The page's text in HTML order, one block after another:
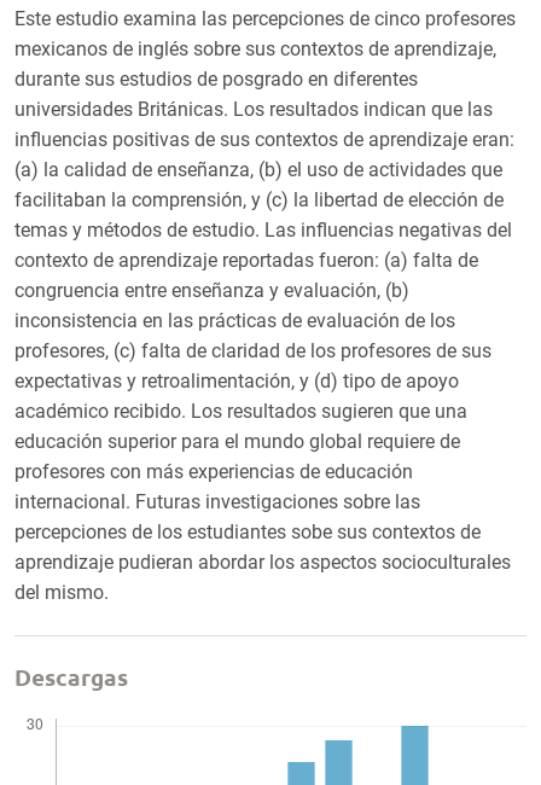
Este estudio examina las percepciones de cinco profesores
mexicanos de inglés sobre sus contextos de aprendizaje,
durante sus estudios de posgrado en diferentes
universidades Británicas. Los resultados indican que las
influencias positivas de sus contextos de aprendizaje eran:
(a) la calidad de enseñanza, (b) el uso de actividades que
facilitaban la comprensión, y (c) la libertad de elección de
temas y métodos de estudio. Las influencias negativas del
contexto de aprendizaje reportadas fueron: (a) falta de
congruencia entre enseñanza y evaluación, (b)
inconsistencia en las prácticas de evaluación de los
profesores, (c) falta de claridad de los profesores de sus
expectativas y retroalimentación, y (d) tipo de apoyo
académico recibido. Los resultados sugieren que una
educación superior para el mundo global requiere de
profesores con más experiencias de educación
internacional. Futuras investigaciones sobre las
percepciones de los estudiantes sobe sus contextos de
aprendizaje pudieran abordar los aspectos socioculturales
del mismo.
Descargas